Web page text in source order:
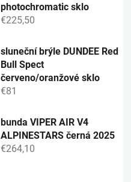
photochromatic sklo
€225,50
sluneční brýle DUNDEE Red
Bull Spect
červeno/oranžové sklo
€81
bunda VIPER AIR V4
ALPINESTARS černá 2025
€264,10